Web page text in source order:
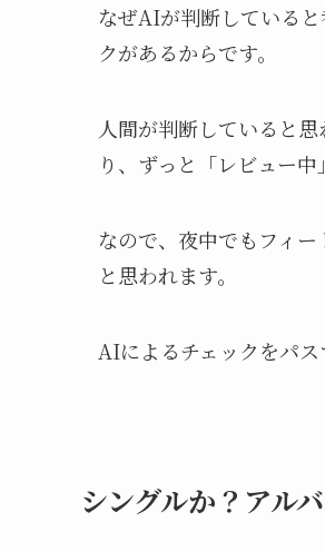
なぜAIが判断している
クがあるからです。
人間が判断していると
り、ずっと「レビュー
なので、夜中でもフィ
と思われます。
AIによるチェックをパ
シングルか？アル